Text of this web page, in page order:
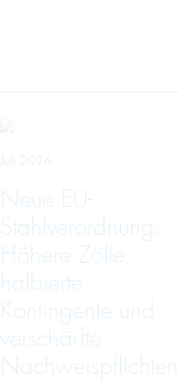
Neue EU-
Stahlverordnung:
Höhere Zölle,
halbierte
Kontingente und
verschärfte
Nachweispflichten